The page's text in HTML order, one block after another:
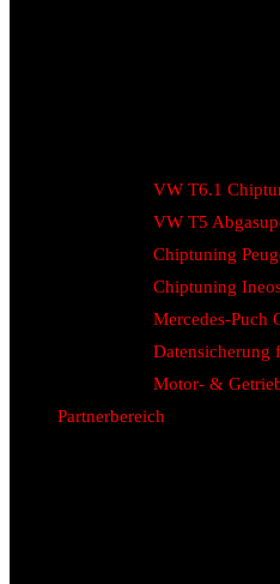
VW T6.1
VW T5
Chiptuning
Chiptuning
Mercedes-Puch
Datensicherung
Motor- &
Partnerbereich